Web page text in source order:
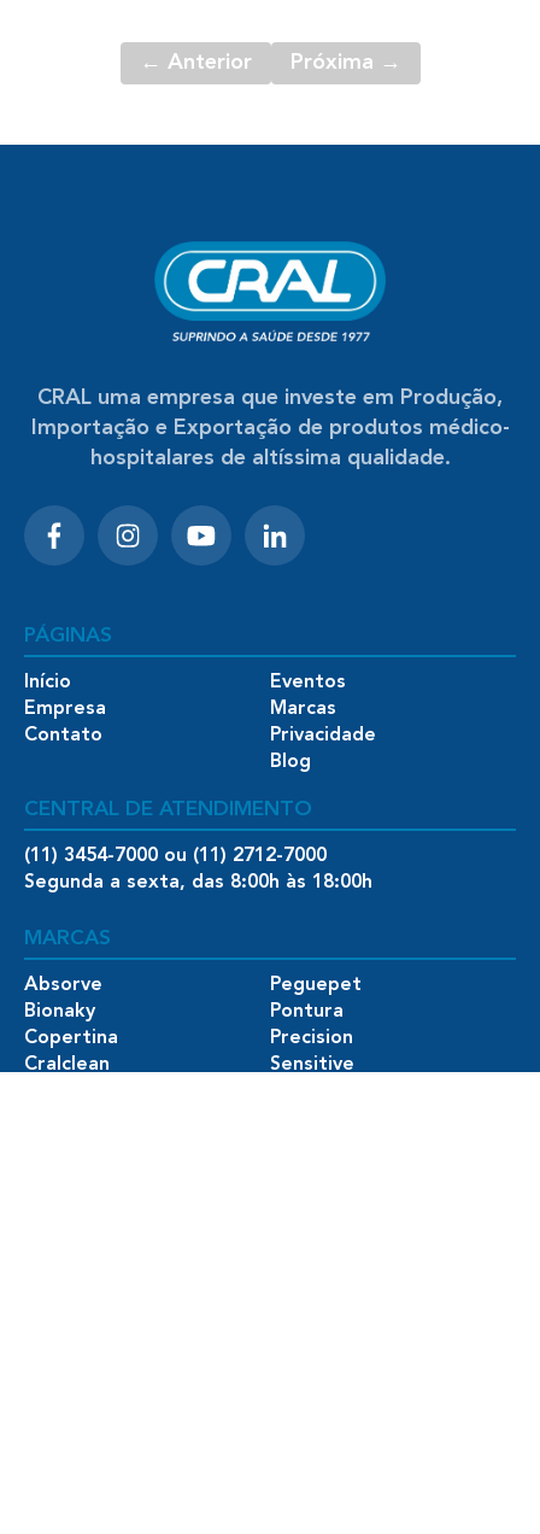
← Anterior Próxima →
CRAL uma empresa que investe em Produção,
Importação e Exportação de produtos médico-
hospitalares de altíssima qualidade.
PÁGINAS
Início
Empresa
Contato
Eventos
Marcas
Privacidade
Blog
CENTRAL DE ATENDIMENTO
(11) 3454-7000 ou (11) 2712-7000
Segunda a sexta, das 8:00h às 18:00h
MARCAS
Absorve
Bionaky
Copertina
Cralclean
Peguepet
Pontura
Precision
Sensitive